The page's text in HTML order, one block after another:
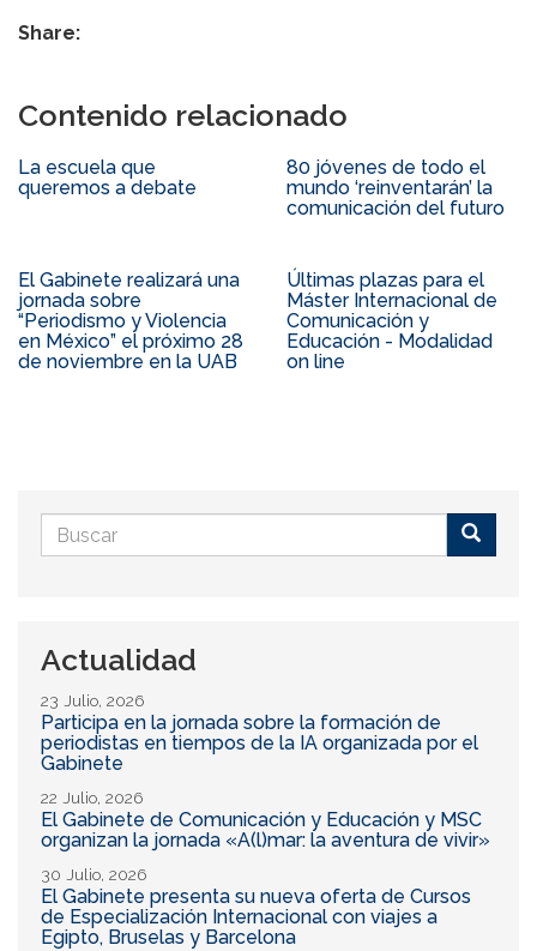
Share:
Contenido relacionado
La escuela que
queremos a debate
80 jóvenes de todo el
mundo ‘reinventarán’ la
comunicación del futuro
El Gabinete realizará una
jornada sobre
“Periodismo y Violencia
en México” el próximo 28
de noviembre en la UAB
Últimas plazas para el
Máster Internacional de
Comunicación y
Educación - Modalidad
on line
Formulario
de
Actualidad
23 Julio, 2026
Participa en la jornada sobre la formación de
periodistas en tiempos de la IA organizada por el
Gabinete
22 Julio, 2026
El Gabinete de Comunicación y Educación y MSC
organizan la jornada «A(l)mar: la aventura de vivir»
30 Julio, 2026
El Gabinete presenta su nueva oferta de Cursos
de Especialización Internacional con viajes a
Egipto, Bruselas y Barcelona